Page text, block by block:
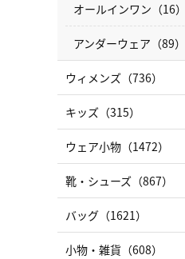
オールインワン（16）
アンダーウェア（89）
ウィメンズ（736）
キッズ（315）
ウェア小物（1472）
靴・シューズ（867）
バッグ（1621）
小物・雑貨（608）